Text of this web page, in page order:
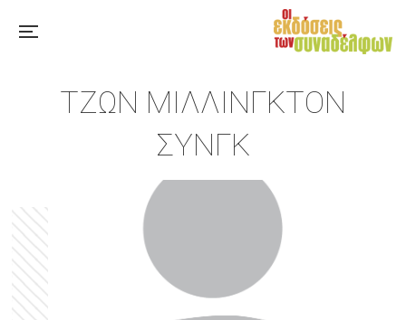
ΤΖΩΝ ΜΊΛΛΙΝΓΚΤΟΝ
ΣΥΝΓΚ